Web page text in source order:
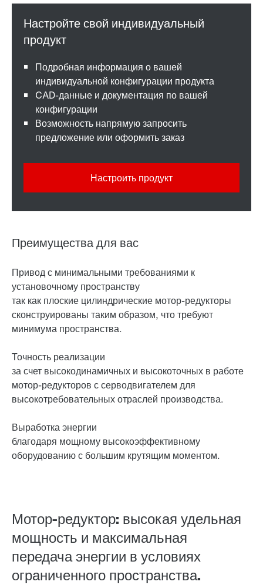
Мотор-редуктор: высокая удельная
мощность и максимальная
передача энергии в условиях
ограниченного пространства.
Подробная информация о вашей
индивидуальной конфигурации продукта
CAD-данные и документация по вашей
конфигурации
Возможность напрямую запросить
предложение или оформить заказ
Настроить продукт
Преимущества для вас
Привод с минимальными требованиями к
установочному пространству
так как плоские цилиндрические мотор-редукторы
сконструированы таким образом, что требуют
минимума пространства.
Точность реализации
за счет высокодинамичных и высокоточных в работе
мотор-редукторов с серводвигателем для
высокотребовательных отраслей производства.
Выработка энергии
благодаря мощному высокоэффективному
оборудованию с большим крутящим моментом.